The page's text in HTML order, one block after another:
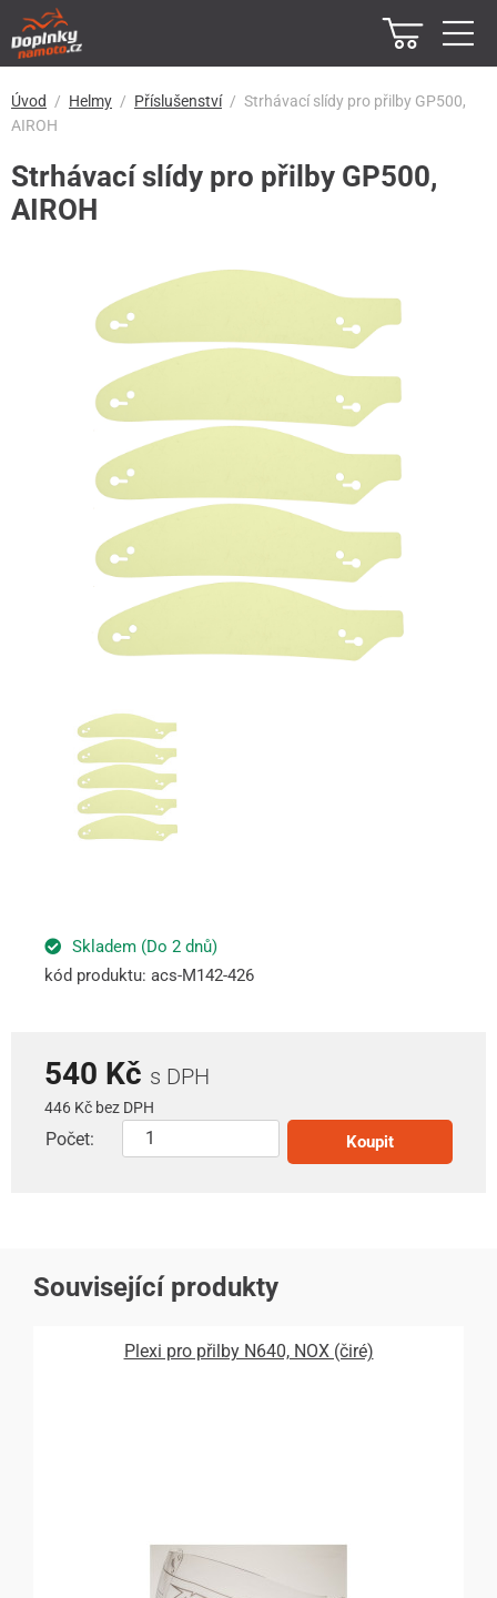
Úvod Helmy Příslušenství
Strhávací slídy pro přilby GP500,
AIROH
Strhávací slídy pro přilby GP500,
AIROH
Skladem (Do 2 dnů)
kód produktu: acs-M142-426
540 Kč s DPH
446 Kč bez DPH
Počet: Koupit
Související produkty
Plexi pro přilby N640, NOX (čiré)